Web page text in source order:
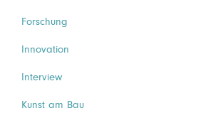
Forschung
Innovation
Interview
Kunst am Bau